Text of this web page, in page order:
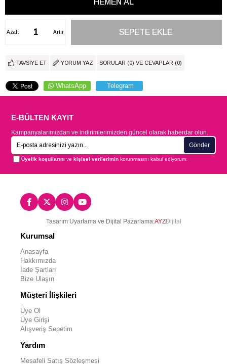
Artır
Azalt
TAVSIYE ET YORUM YAZ SORULAR (0) VE CEVAPLAR (0)
WhatsApp Telegram
E-BÜLTEN KAYIT
Kampanyalarımızdan ve indirimlerimizden güncel olarak haberdar olun.
Gönder
Üyelik koşullarını vekişisel verilerimin korunmasını kabul ediyorum.
Tasarım Uyarlama ve Dijital Pazarlama:AYZDijital
Kurumsal
Anasayfa
Hakkımızda
İade Şartları
Bize Ulaşın
Müşteri İlişkileri
Üye Ol
Üye Girişi
Alışveriş Sepetim
Yardım
Mesafeli Satış Sözleşmesi